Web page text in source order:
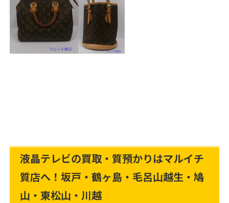
液晶テレビの買取・質預かりはマルイチ
質店へ！坂戸・鶴ヶ島・毛呂山越生・鳩
山・東松山・川越